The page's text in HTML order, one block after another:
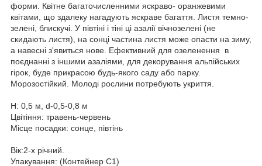
форми. Квітне багаточисленними яскраво- оранжевими
квітами, що здалеку нагадують яскраве багаття. Листя темно-
зелені, блискучі. У півтіні і тіні ці азалії вічнозелені (не
скидають листя), на сонці частина листя може опасти на зиму,
а навесні з'явиться нове. Ефективний для озеленення в
поєднанні з іншими азаліями, для декорування альпійських
гірок, буде прикрасою будь-якого саду або парку.
Морозостійкий. Молоді рослини потребують укриття.
Н: 0,5 м, d-0,5-0,8 м
Цвітіння: травень-червень
Місце посадки: сонце, півтінь
Вік:2-х річний.
Упакування: (Контейнер С1)